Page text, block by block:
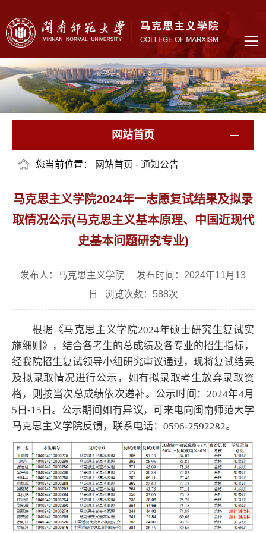
网站首页
您当前位置： 网站首页 - 通知公告
马克思主义学院2024年一志愿复试结果及拟录
取情况公示(马克思主义基本原理、中国近现代
史基本问题研究专业)
发布人：马克思主义学院 发布时间：2024年11月13
日 浏览次数： 588次
根据《马克思主义学院2024年硕士研究生复试实
施细则》，结合各考生的总成绩及各专业的招生指标，
经我院招生复试领导小组研究审议通过，现将复试结果
及拟录取情况进行公示，如有拟录取考生放弃录取资
格，则按当次总成绩依次递补。公示时间：2024年4月
5日-15日。公示期间如有异议，可来电向闽南师范大学
马克思主义学院反馈，联系电话：0596-2592282。